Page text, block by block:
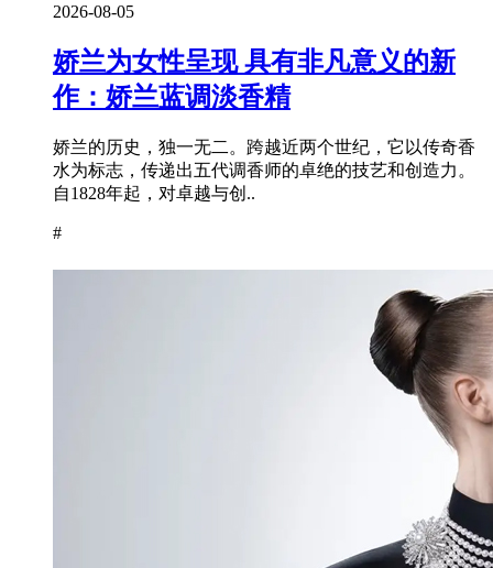
2026-08-05
娇兰为女性呈现 具有非凡意义的新
作：娇兰蓝调淡香精
娇兰的历史，独一无二。跨越近两个世纪，它以传奇香
水为标志，传递出五代调香师的卓绝的技艺和创造力。
自1828年起，对卓越与创..
#